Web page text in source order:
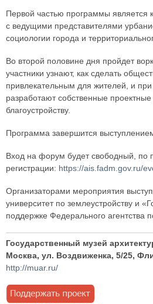
Первой частью программы является
с ведущими представителями
социологии города и
Во второй половине дня пройдет
участники узнают, как сделать
привлекательным для жителей, и
разработают собственные
благоустройству.
Программа завершится
Вход на форум будет свободный, по
регистрации: https://ais.fadm.gov.ru/
Организаторами мероприятия
университет по землеустройству и
поддержке Федерального агентства
Государственный музей
Москва, ул. Воздвиженка, 5/25,
http://muar.ru/